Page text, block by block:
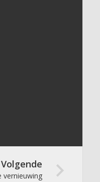
Volgende
vernieuwing